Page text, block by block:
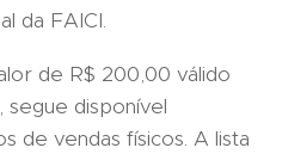
da FAICI.
de R$ 200,00 válido
segue disponível
de vendas físicos. A lista